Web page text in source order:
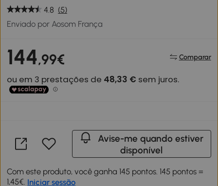
4.8 (5)
Enviado por Aosom França
144,99€ Comparar
Avise-me quando estiver
disponível
Com este produto, você ganha 145 pontos. 145 pontos =
1,45€. Iniciar sessão